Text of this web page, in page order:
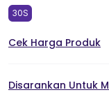
30S
Cek Harga Produk
Disarankan Untuk